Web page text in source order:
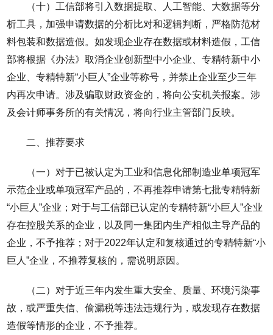
（十）工信部将引入数据提取、人工智能、大数据等分
析工具，加强申请数据的分析比对和逻辑判断，严格防范材
料包装和数据造假。如发现企业存在数据或材料造假，工信
部将根据《办法》取消企业创新型中小企业、专精特新中小
企业、专精特新“小巨人”企业等称号，并禁止企业至少三年
内再次申请。涉及骗取财政资金的，将向公安机关报案。涉
及会计师事务所的有关情况，将向行业主管部门反映。
二、推荐要求
（一）对于已被认定为工业和信息化部制造业单项冠军
示范企业或单项冠军产品的，不再推荐申请第七批专精特新
“小巨人”企业；对于与工信部已认定的专精特新“小巨人”企业
存在控股关系的企业，以及同一集团内生产相似主导产品的
企业，不予推荐；对于2022年认定和复核通过的专精特新“小
巨人”企业，不推荐复核的，需说明原因。
（二）对于近三年内发生重大安全、质量、环境污染事
故，或严重失信、偷漏税等违法违规行为，或发现存在数据
造假等情形的企业，不予推荐。